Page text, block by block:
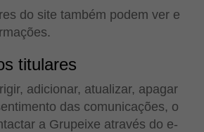
do site também podem ver e
titulares
adicionar, atualizar, apagar
das comunicações, o
a Grupeixe através do e-